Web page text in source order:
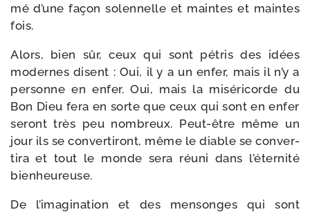
mé d’une façon solen­nelle et maintes et maintes
fois.
Alors, bien sûr, ceux qui sont pétris des idées
modernes disent : Oui, il y a un enfer, mais il n’y a
per­sonne en enfer. Oui, mais la misé­ri­corde du
Bon Dieu fera en sorte que ceux qui sont en enfer
seront très peu nom­breux. Peut-​être même un
jour ils se conver­ti­ront, même le diable se conver­
ti­ra et tout le monde sera réuni dans l’éternité
bienheureuse.
De l’imagination et des men­songes qui sont